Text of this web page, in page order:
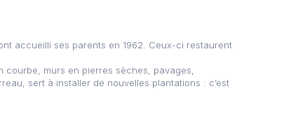
accueilli ses parents en 1962. Ceux-ci restaurent
murs en pierres sèches, pavages,
sert à installer de nouvelles plantations : c’est